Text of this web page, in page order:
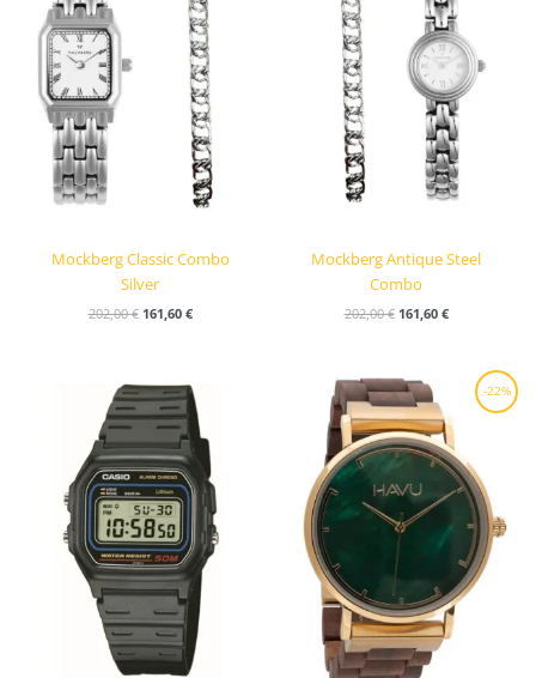
Mockberg Classic Combo
Silver
202,00€ 161,60 €
Mockberg Antique Steel
Combo
202,00€ 161,60 €
-22%
Alkuperäinen
hinta
oli:
227,00 €.
Nykyinen
hinta
on:
176,00 €.